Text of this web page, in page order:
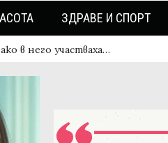
ЗДРАВЕ И СПОРТ
в него участваха…